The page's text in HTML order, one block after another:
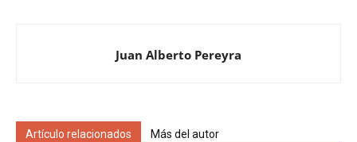
Juan Alberto Pereyra
Artículo relacionados Más del autor